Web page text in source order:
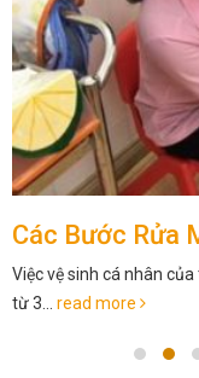
Các Bước Rửa
Việc vệ sinh cá nhân
từ 3... read more